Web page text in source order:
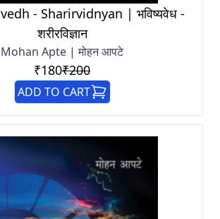
- Sharirvidnyan | भविष्यवेध -
शरीरविज्ञान
Mohan Apte | मोहन आपटे
₹180₹200
ADD TO CART